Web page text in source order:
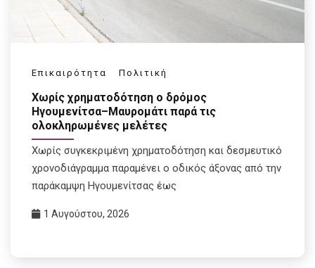
Επικαιρότητα Πολιτική
Χωρίς χρηματοδότηση ο δρόμος
Ηγουμενίτσα–Μαυρομάτι παρά τις
ολοκληρωμένες μελέτες
Χωρίς συγκεκριμένη χρηματοδότηση και δεσμευτικό
χρονοδιάγραμμα παραμένει ο οδικός άξονας από την
παράκαμψη Ηγουμενίτσας έως
1 Αυγούστου, 2026